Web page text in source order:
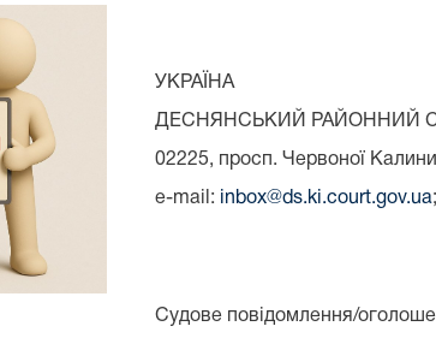
УКРАЇНА
ДЕСНЯНСЬКИЙ РАЙОННИЙ
02225, просп. Червоної
e-mail: inbox@ds.ki.court.gov.ua
Судове повідомлення/